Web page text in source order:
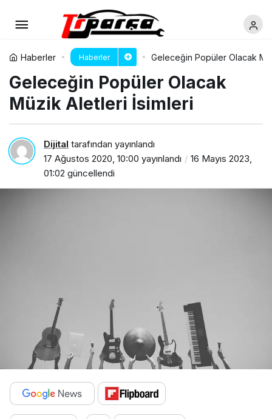
Haberler Haberler Geleceğin Popüler Olacak
Geleceğin Popüler Olacak
Müzik Aletleri İsimleri
Dijital tarafından yayınlandı
17 Ağustos 2020, 10:00 yayınlandı
16 Mayıs 2023,
01:02 güncellendi